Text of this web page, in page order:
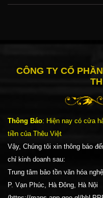
CÔNG TY CỔ
Thông Báo: Hiện nay có cửa
tiền của Thêu Việt
Vậy, Chúng tôi xin thông báo
chỉ kinh doanh sau:
Trung tâm bảo tồn văn hóa
P. Vạn Phúc, Hà Đông, Hà Nội